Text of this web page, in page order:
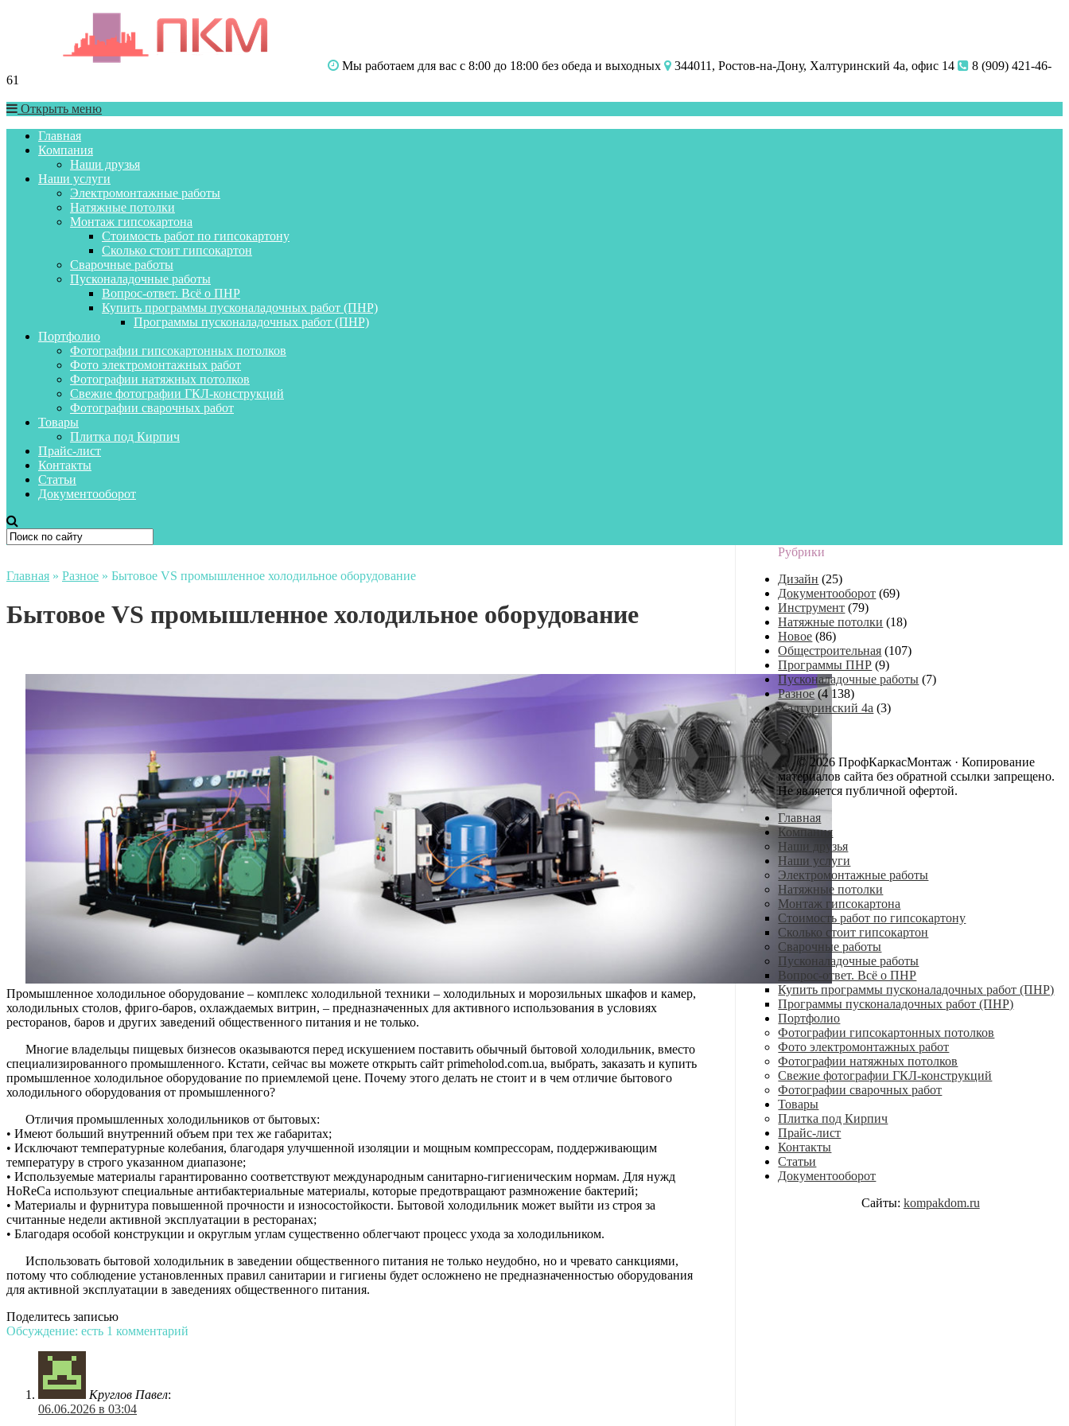
Мы работаем для вас с 8:00 до 18:00 без обеда и выходных 344011, Ростов-на-Дону, Халтуринский 4а, офис 14
8 (909) 421-46-
61
Открыть меню
Главная
Компания
Наши друзья
Наши услуги
Электромонтажные работы
Натяжные потолки
Монтаж гипсокартона
Стоимость работ по гипсокартону
Сколько стоит гипсокартон
Сварочные работы
Пусконаладочные работы
Вопрос-ответ. Всё о ПНР
Купить программы пусконаладочных работ (ПНР)
Программы пусконаладочных работ (ПНР)
Портфолио
Фотографии гипсокартонных потолков
Фото электромонтажных работ
Фотографии натяжных потолков
Свежие фотографии ГКЛ-конструкций
Фотографии сварочных работ
Товары
Плитка под Кирпич
Прайс-лист
Контакты
Статьи
Документооборот
Главная » Разное » Бытовое VS промышленное холодильное оборудование
Бытовое VS промышленное холодильное оборудование
Промышленное холодильное оборудование – комплекс холодильной техники – холодильных и морозильных шкафов и камер,
холодильных столов, фриго-баров, охлаждаемых витрин, – предназначенных для активного использования в условиях
ресторанов, баров и других заведений общественного питания и не только.
Многие владельцы пищевых бизнесов оказываются перед искушением поставить обычный бытовой холодильник, вместо
специализированного промышленного. Кстати, сейчас вы можете открыть сайт primeholod.com.ua, выбрать, заказать и купить
промышленное холодильное оборудование по приемлемой цене. Почему этого делать не стоит и в чем отличие бытового
холодильного оборудования от промышленного?
Отличия промышленных холодильников от бытовых:
• Имеют больший внутренний объем при тех же габаритах;
• Исключают температурные колебания, благодаря улучшенной изоляции и мощным компрессорам, поддерживающим
температуру в строго указанном диапазоне;
• Используемые материалы гарантированно соответствуют международным санитарно-гигиеническим нормам. Для нужд
HoReCa используют специальные антибактериальные материалы, которые предотвращают размножение бактерий;
• Материалы и фурнитура повышенной прочности и износостойкости. Бытовой холодильник может выйти из строя за
считанные недели активной эксплуатации в ресторанах;
• Благодаря особой конструкции и округлым углам существенно облегчают процесс ухода за холодильником.
Использовать бытовой холодильник в заведении общественного питания не только неудобно, но и чревато санкциями,
потому что соблюдение установленных правил санитарии и гигиены будет осложнено не предназначенностью оборудования
для активной эксплуатации в заведениях общественного питания.
Поделитесь записью
Обсуждение: есть 1 комментарий
Круглов Павел:
06.06.2026 в 03:04
Рубрики
Дизайн (25)
Документооборот (69)
Инструмент (79)
Натяжные потолки (18)
Новое (86)
Общестроительная (107)
Программы ПНР (9)
Пусконаладочные работы (7)
Разное(4 138)
Халтуринский 4а (3)
© 2026 ПрофКаркасМонтаж · Копирование
материалов сайта без обратной ссылки запрещено.
Не является публичной офертой.
Главная
Компания
Наши друзья
Наши услуги
Электромонтажные работы
Натяжные потолки
Монтаж гипсокартона
Стоимость работ по гипсокартону
Сколько стоит гипсокартон
Сварочные работы
Пусконаладочные работы
Вопрос-ответ. Всё о ПНР
Купить программы пусконаладочных работ (ПНР)
Программы пусконаладочных работ (ПНР)
Портфолио
Фотографии гипсокартонных потолков
Фото электромонтажных работ
Фотографии натяжных потолков
Свежие фотографии ГКЛ-конструкций
Фотографии сварочных работ
Товары
Плитка под Кирпич
Прайс-лист
Контакты
Статьи
Документооборот
Сайты: kompakdom.ru